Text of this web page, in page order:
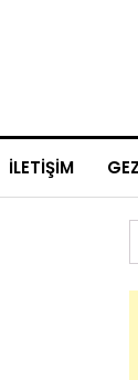
İLETIŞIM